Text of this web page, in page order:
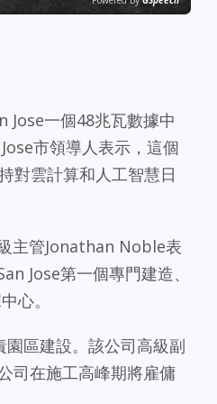
一個48兆瓦數據中
市領導人表示，這個
對雲計算和人工智慧日
主管Jonathan Noble表
Jose第一個專門建造、
心。
區建設。該公司高級副
司在施工高峰期將雇傭